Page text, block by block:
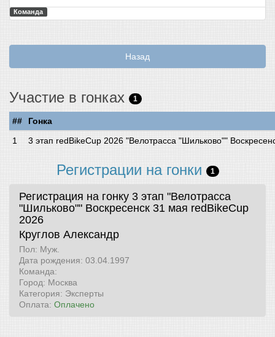
Команда
Назад
Участие в гонках 1
##
Гонка
3 этап redBikeCup 2026 "Велотрасса "Шильково""
Регистрации на гонки 1
Регистрация на гонку 3 этап "Велотрасса
"Шильково"" Воскресенск 31 мая redBikeCup
2026
Круглов Александр
Пол: Муж.
Дата рождения: 03.04.1997
Команда:
Город: Москва
Категория: Эксперты
Оплата: Оплачено